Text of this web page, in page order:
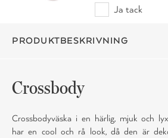
Ja tack
PRODUKTBESKRIVNING
Crossbody
Crossbodyväska i en härlig, mjuk och
har en cool och rå look, då den är